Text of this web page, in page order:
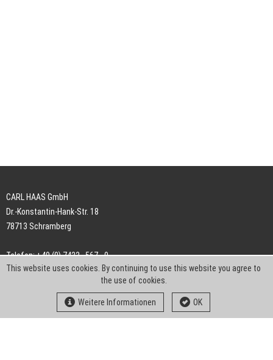
CARL HAAS GmbH
Dr.-Konstantin-Hank-Str. 18
78713 Schramberg
Telefon: +49 (0) 7422 . 567 - 0
Telefax: +49 (0) 7422 . 567 - 239
info-ch@kern-liebers.com
This website uses cookies. By continuing to use this website you agree to
the use of cookies.
Weitere Informationen OK